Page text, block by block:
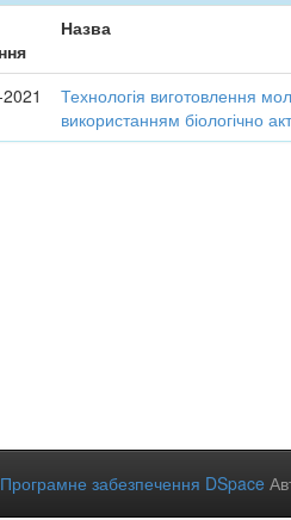
Назва
Технологія виготовлення
використанням біологічно
Програмне забезпечення DSpace